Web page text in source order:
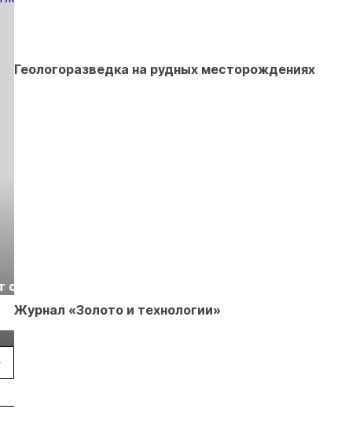
с
Екатеринбурге
Подробнее
Геологоразведка на рудных месторождениях
Журнал «Золото и технологии»